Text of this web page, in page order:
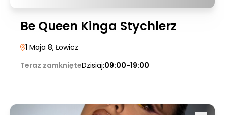
Be Queen Kinga Stychlerz
1 Maja 8, Łowicz
Teraz zamknięteDzisiaj:09:00-19:00